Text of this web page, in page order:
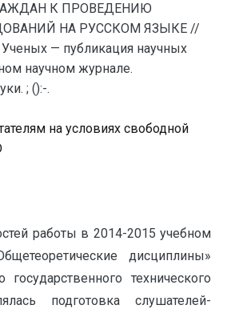
К ПРОВЕДЕНИЮ
НА РУССКОМ ЯЗЫКЕ //
— публикация научных
научном журнале.
; ():-.
на условиях свободной
работы в 2014-2015 учебном
дисциплины»
технического
подготовка слушателей-